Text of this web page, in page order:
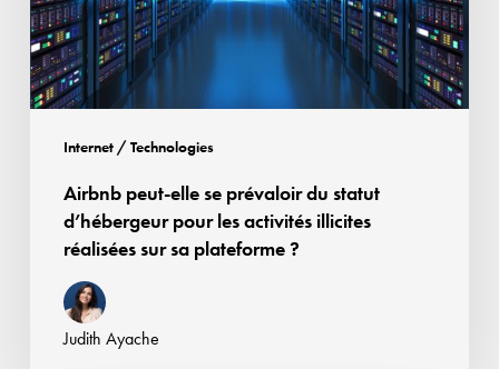
Internet / Technologies
statut
d’hébergeur
pour
les
activités
réalisées
plateforme
Airbnb peut-elle se prévaloir du statut
d’hébergeur pour les activités illicites
réalisées sur sa plateforme ?
Judith Ayache